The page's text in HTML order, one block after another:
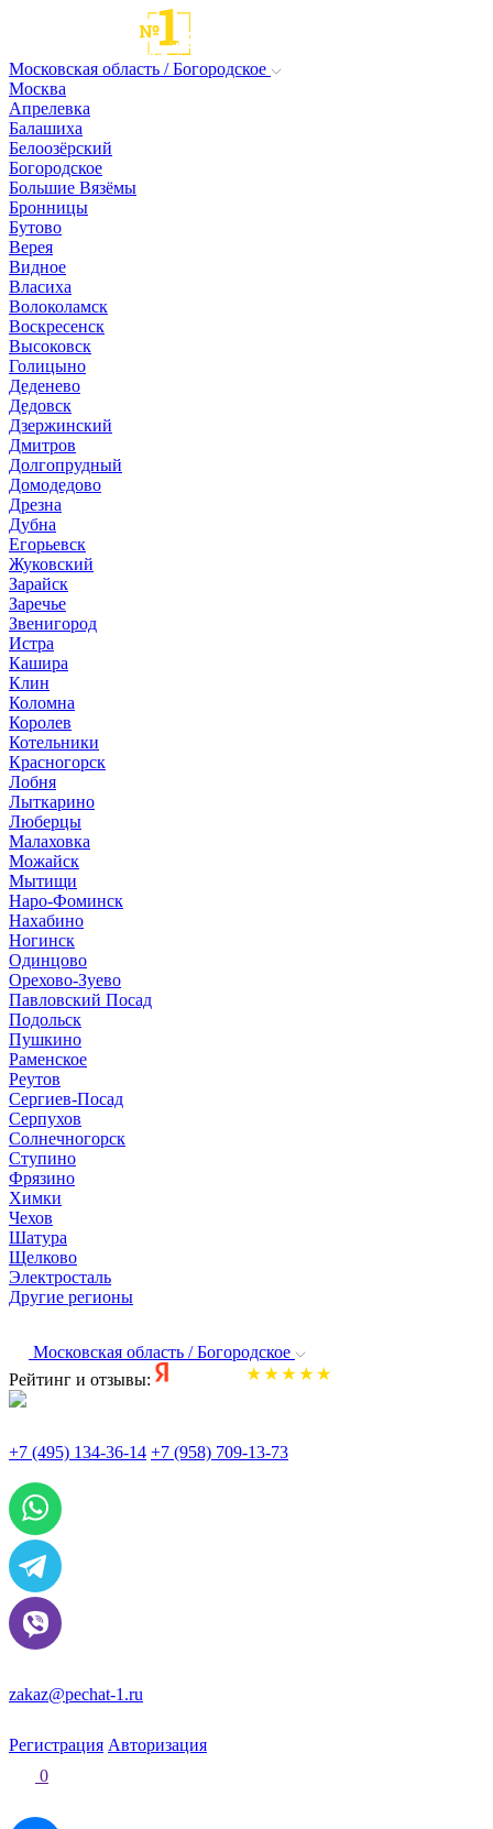
Московская область / Богородское
Москва
Апрелевка
Балашиха
Белоозёрский
Богородское
Большие Вязёмы
Бронницы
Бутово
Верея
Видное
Власиха
Волоколамск
Воскресенск
Высоковск
Голицыно
Деденево
Дедовск
Дзержинский
Дмитров
Долгопрудный
Домодедово
Дрезна
Дубна
Егорьевск
Жуковский
Зарайск
Заречье
Звенигород
Истра
Кашира
Клин
Коломна
Королев
Котельники
Красногорск
Лобня
Лыткарино
Люберцы
Малаховка
Можайск
Мытищи
Наро-Фоминск
Нахабино
Ногинск
Одинцово
Орехово-Зуево
Павловский Посад
Подольск
Пушкино
Раменское
Реутов
Сергиев-Посад
Серпухов
Солнечногорск
Ступино
Фрязино
Химки
Чехов
Шатура
Щелково
Электросталь
Другие регионы
Московская область / Богородское
Рейтинг и отзывы:
+7 (495) 134-36-14 +7 (958) 709-13-73
zakaz@pechat-1.ru
Регистрация Авторизация
0